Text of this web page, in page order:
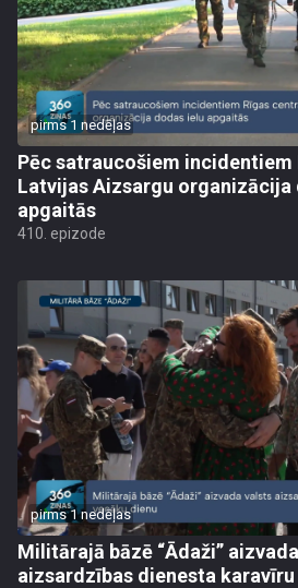
pirms 1 nedēļas
Pēc satraucošiem incidentiem
Latvijas Aizsargu organizācija
apgaitās
410. epizode
pirms 1 nedēļas
Militārajā bāzē “Ādaži”
aizsardzības dienesta